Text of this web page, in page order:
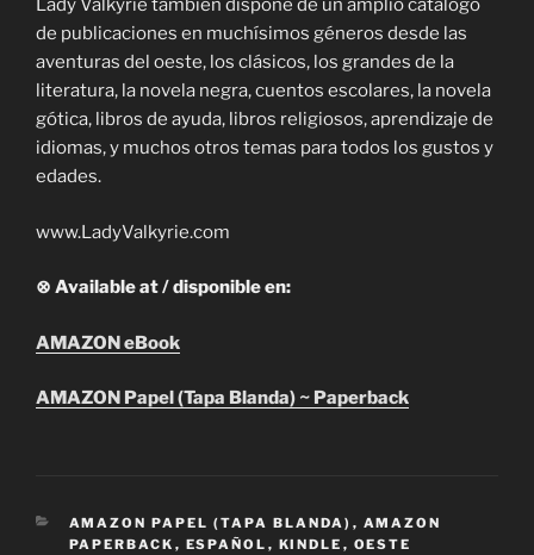
Lady Valkyrie también dispone de un amplio catálogo
de publicaciones en muchísimos géneros desde las
aventuras del oeste, los clásicos, los grandes de la
literatura, la novela negra, cuentos escolares, la novela
gótica, libros de ayuda, libros religiosos, aprendizaje de
idiomas, y muchos otros temas para todos los gustos y
edades.
www.LadyValkyrie.com
⊗ Available at / disponible en:
AMAZON eBook
AMAZON Papel (Tapa Blanda) ~ Paperback
CATEGORIES
AMAZON PAPEL (TAPA BLANDA) , AMAZON
PAPERBACK , ESPAÑOL , KINDLE , OESTE